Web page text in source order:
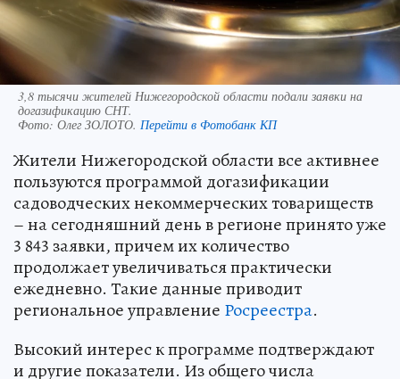
3,8 тысячи жителей Нижегородской области подали заявки на
догазификацию СНТ.
Фото: Олег ЗОЛОТО. Перейти в Фотобанк КП
Жители Нижегородской области все активнее
пользуются программой догазификации
садоводческих некоммерческих товариществ
– на сегодняшний день в регионе принято уже
3 843 заявки, причем их количество
продолжает увеличиваться практически
ежедневно. Такие данные приводит
региональное управление Росреестра.
Высокий интерес к программе подтверждают
и другие показатели. Из общего числа